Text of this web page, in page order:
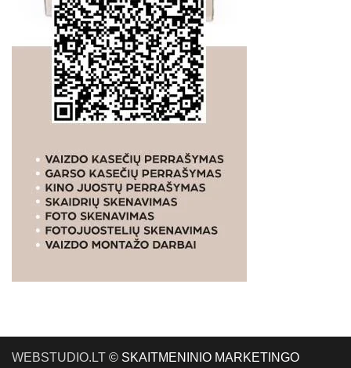
WEBSTUDIO.LT © SKAITMENINIO MARKETINGO